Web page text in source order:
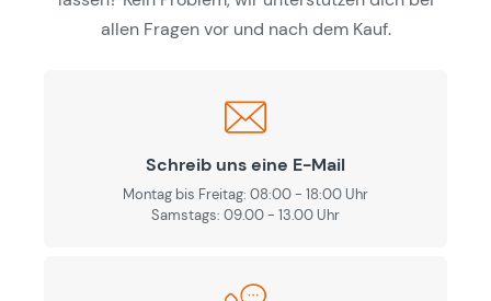
allen Fragen vor und nach dem Kauf.
Schreib uns eine E-Mail
Montag bis Freitag: 08:00 - 18:00 Uhr
Samstags: 09.00 - 13.00 Uhr